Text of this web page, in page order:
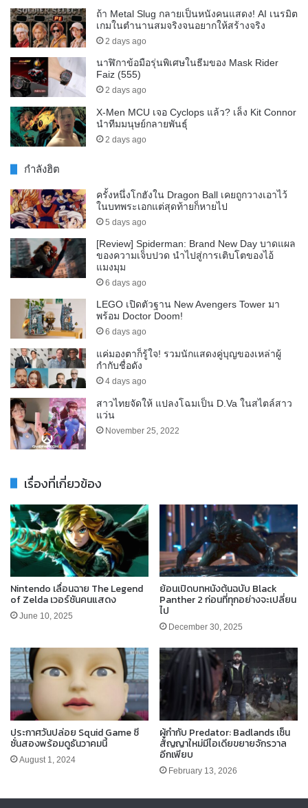
ถ้า Metal Slug กลายเป็นหนังคนแสดง! AI เนรมิต
เกมในตำนานสมจริงจนอยากให้สร้างจริง
2 days ago
นาฬิกาข้อมือรุ่นพิเศษในธีมของ Mask Rider
Faiz (555)
2 days ago
X-Men MCU เจอ Cyclops แล้ว? เล็ง Kit Connor
นำทีมมนุษย์กลายพันธุ์
2 days ago
กำลังฮิต
ครั้งหนึ่งโกฮังใน Dragon Ball เคยถูกวางเอาไว้
ในบทพระเอกแต่สุดท้ายก็หายไป
5 days ago
[Review] Spiderman: Brand New Day บาดแผล
ของความเจ็บปวด นำไปสู่การเติบโตของไอ้
แมงมุม
6 days ago
LEGO เปิดตัวฐาน New Avengers Tower มา
พร้อม Doctor Doom!
6 days ago
แค่มองตาก็รู้ใจ! รวมนักแสดงคู่บุญของเหล่าผู้
กำกับชื่อดัง
4 days ago
สาวไทยจัดให้ แปลงโฉมเป็น D.Va ในสไตล์สาว
แว่น
November 25, 2022
เรื่องที่เกี่ยวข้อง
Nintendo เลื่อนฉาย The Legend
of Zelda เวอร์ชันคนแสดง
June 10, 2025
ย้อนเปิดบทหนังต้นฉบับ Black
Panther 2 ก่อนที่ทุกอย่างจะเปลี่ยน
ไป
December 30, 2025
ประกาศวันปล่อย Squid Game ซี
ซั่นสองพร้อมดูธันวาคมนี้
August 1, 2024
ผู้กำกับ Predator: Badlands เซ็น
สัญญาใหม่มีไอเดียขยายจักรวาล
อีกเพียบ
February 13, 2026